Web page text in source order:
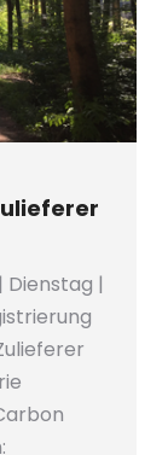
Dienstag |